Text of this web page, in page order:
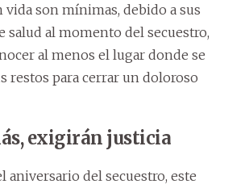
vida son mínimas, debido a sus
salud al momento del secuestro,
al menos el lugar donde se
restos para cerrar un doloroso
exigirán justicia
aniversario del secuestro, este